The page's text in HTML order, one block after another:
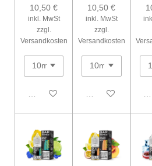
10,50 €
inkl. MwSt
zzgl.
Versandkosten
In den Warenkorb
10,50 €
inkl. MwSt
zzgl.
Versandkosten
In den Warenkorb